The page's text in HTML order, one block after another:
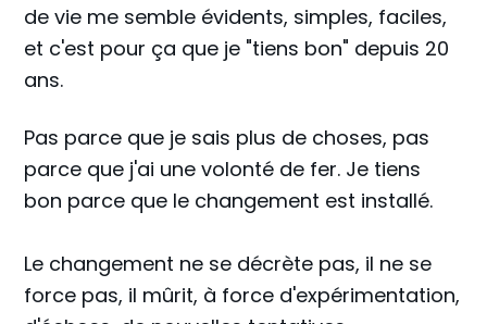
de vie me semble évidents, simples, faciles,
et c'est pour ça que je "tiens bon" depuis 20
ans.
Pas parce que je sais plus de choses, pas
parce que j'ai une volonté de fer. Je tiens
bon parce que le changement est installé.
Le changement ne se décrète pas, il ne se
force pas, il mûrit, à force d'expérimentation,